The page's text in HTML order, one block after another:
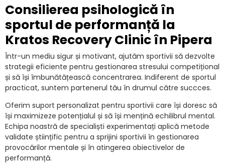
Consilierea psihologică în
sportul de performanță la
Kratos Recovery Clinic în Pipera
Într-un mediu sigur și motivant, ajutăm sportivii să dezvolte
strategii eficiente pentru gestionarea stresului competițional
și să își îmbunătățească concentrarea. Indiferent de sportul
practicat, suntem partenerul tău în drumul către succces.
Oferim suport personalizat pentru sportivii care își doresc să
își maximizeze potențialul și să își mențină echilibrul mental.
Echipa noastră de specialiști experimentați aplică metode
validate științific pentru a sprijini sportivii în gestionarea
provocărilor mentale și în atingerea obiectivelor de
performanță.